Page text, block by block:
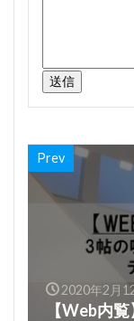
Prev
2020年2月
【Web内